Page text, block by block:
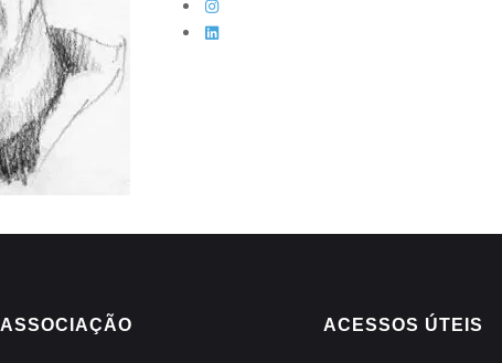
ASSOCIAÇÃO ACESSOS ÚTEIS